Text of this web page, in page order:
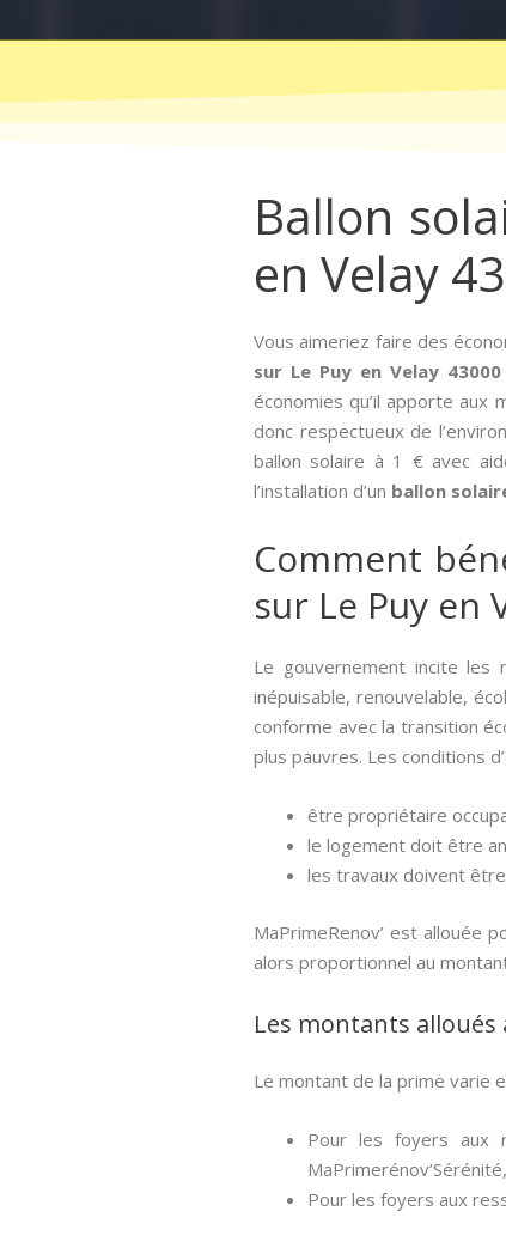
Ballon
en Velay
Vous aimeriez faire des
sur Le Puy en Velay 43000
économies qu’il apporte aux
donc respectueux de
ballon solaire à 1 € avec
l’installation d’un ballon
Comment
sur Le Puy en
Le gouvernement incite les
inépuisable, renouvelable,
conforme avec la transition
plus pauvres. Les conditions
être propriétaire
le logement doit être
les travaux doivent
MaPrimeRenov’ est allouée
alors proportionnel au
Les montants alloués
Le montant de la prime varie
Pour les foyers aux
Pour les foyers aux